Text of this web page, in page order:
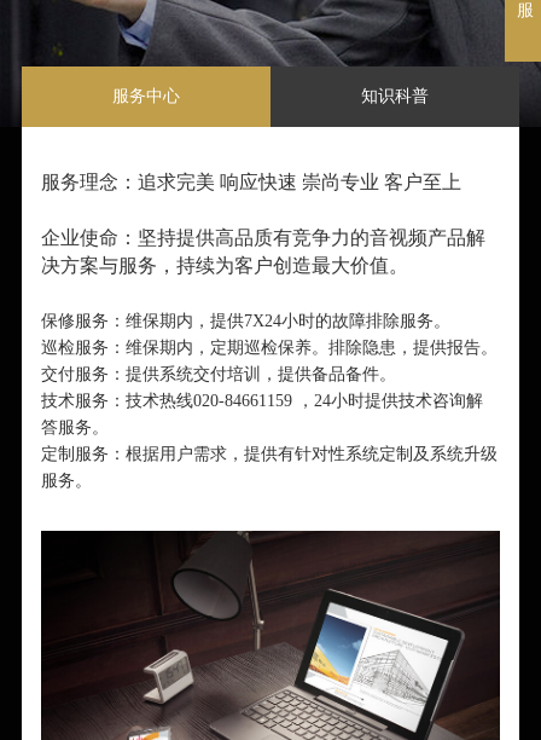
服务中心 知识科普
服务理念：追求完美 响应快速 崇尚专业 客户至上
企业使命：坚持提供高品质有竞争力的音视频产品解
决方案与服务，持续为客户创造最大价值。
保修服务：维保期内，提供7X24小时的故障排除服务。
巡检服务：维保期内，定期巡检保养。排除隐患，提供报告。
交付服务：提供系统交付培训，提供备品备件。
技术服务：技术热线020-84661159 ，24小时提供技术咨询解
答服务。
定制服务：根据用户需求，提供有针对性系统定制及系统升级
服务。
服